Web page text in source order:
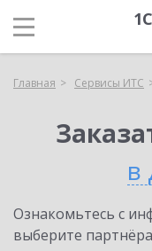
Главная Сервисы ИТС
в
Ознакомьтесь с
выберите